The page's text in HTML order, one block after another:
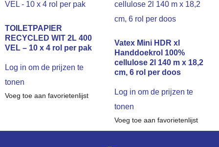
TOILETPAPIER
RECYCLED WIT 2L 400
VEL – 10 x 4 rol per pak
Log in om de prijzen te
tonen
Voeg toe aan favorietenlijst
Vatex Mini HDR xl
Handdoekrol 100%
cellulose 2l 140 m x 18,2
cm, 6 rol per doos
Log in om de prijzen te
tonen
Voeg toe aan favorietenlijst